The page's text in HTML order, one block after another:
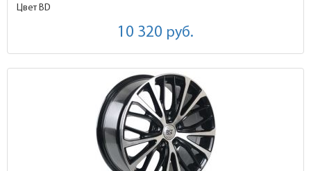
Цвет BD
10 320 руб.